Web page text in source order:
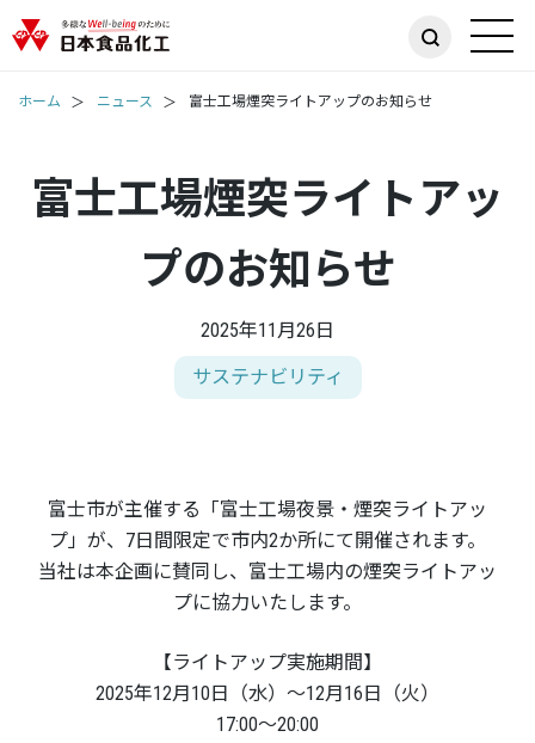
ホーム ニュース 富士工場煙突ライトアップのお知らせ
富士工場煙突ライトアッ
プのお知らせ
2025年11月26日
サステナビリティ
富士市が主催する「富士工場夜景・煙突ライトアッ
プ」が、7日間限定で市内2か所にて開催されます。
当社は本企画に賛同し、富士工場内の煙突ライトアッ
プに協力いたします。
【ライトアップ実施期間】
2025年12月10日（水）～12月16日（火）
17:00～20:00